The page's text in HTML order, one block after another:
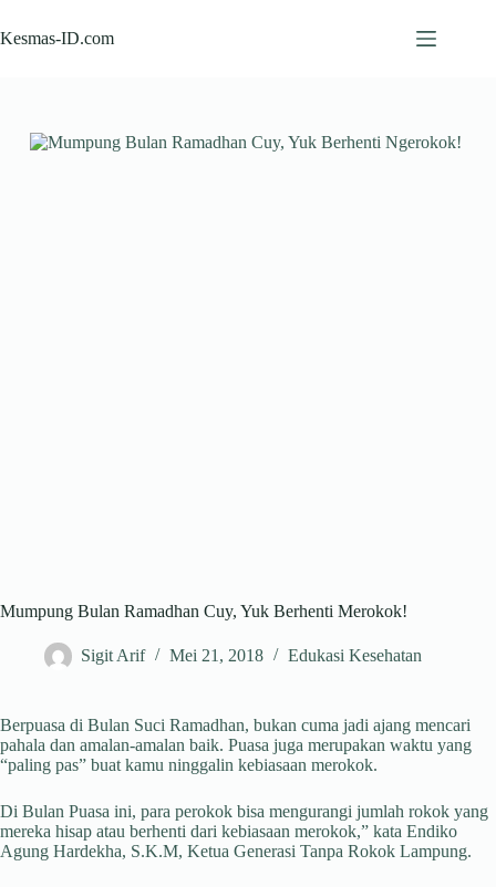
to
content
Kesmas-ID.com
Mumpung Bulan Ramadhan Cuy, Yuk Berhenti Merokok!
Sigit Arif Mei 21, 2018 Edukasi Kesehatan
Berpuasa di Bulan Suci Ramadhan, bukan cuma jadi ajang mencari
pahala dan amalan-amalan baik. Puasa juga merupakan waktu yang
“paling pas” buat kamu ninggalin kebiasaan merokok.
Di Bulan Puasa ini, para perokok bisa mengurangi jumlah rokok yang
mereka hisap atau berhenti dari kebiasaan merokok,” kata Endiko
Agung Hardekha, S.K.M, Ketua Generasi Tanpa Rokok Lampung.